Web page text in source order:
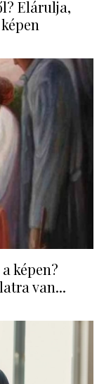
Elárulja,
képen?
van...